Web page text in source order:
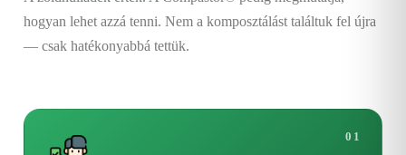
hogyan lehet azzá tenni. Nem a komposztálást találtuk fel újra
— csak hatékonyabbá tettük.
01